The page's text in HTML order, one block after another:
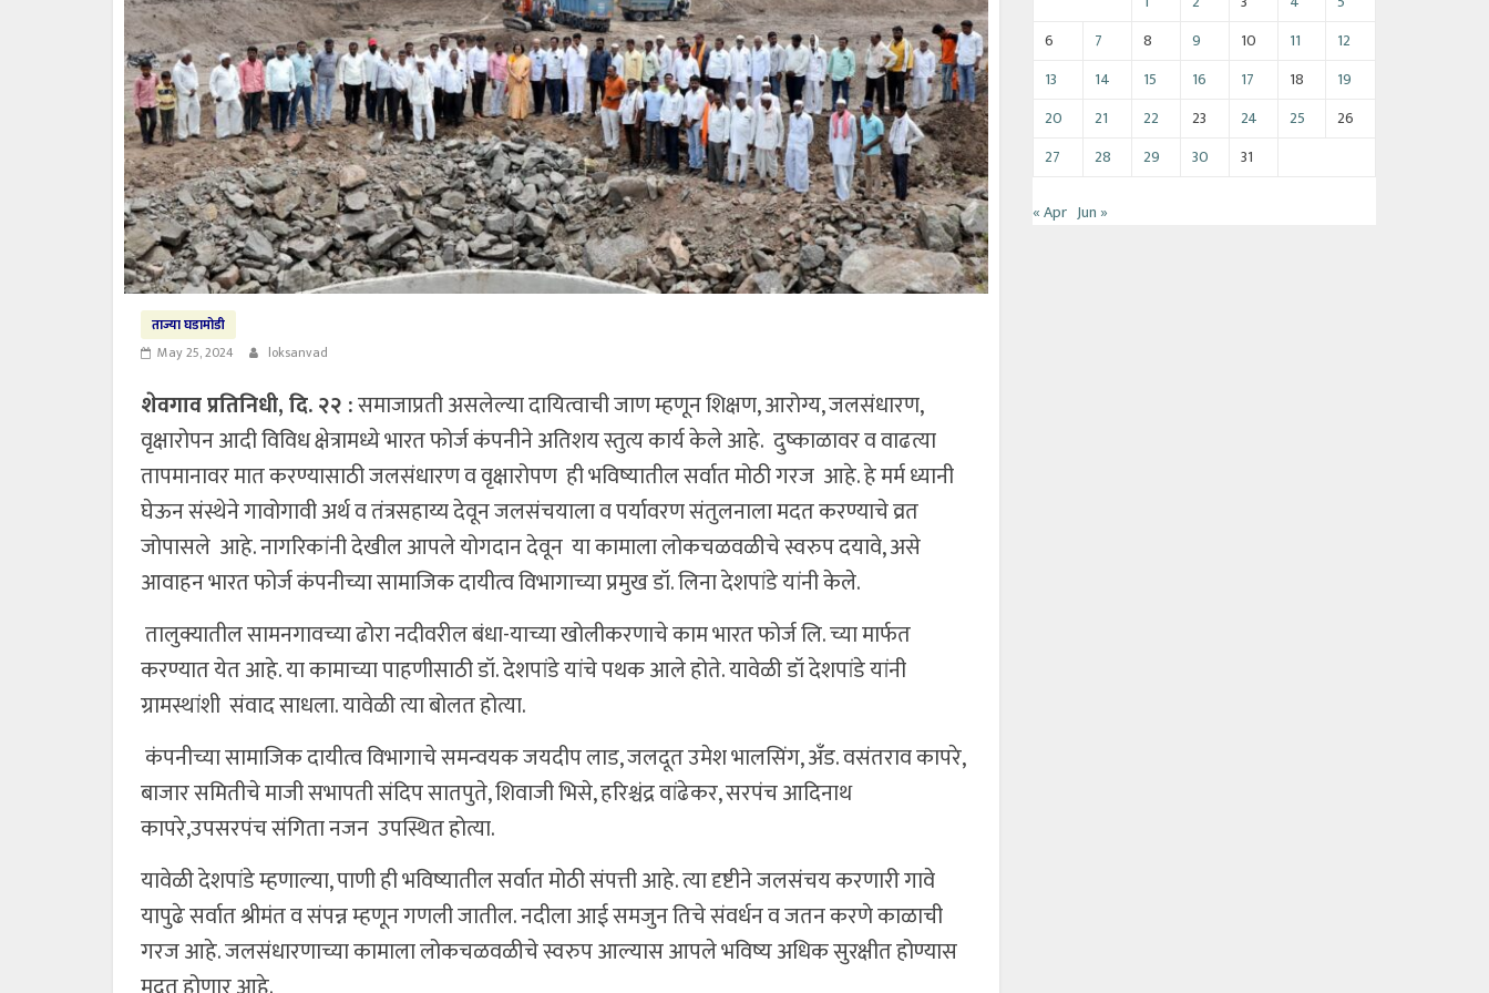
ताज्या घडामोडी
May 25, 2024
loksanvad
शेवगाव प्रतिनिधी, दि. २२ :समाजाप्रती असलेल्या दायित्वाची जाण म्हणून शिक्षण, आरोग्य, जलसंधारण,
वृक्षारोपन आदी विविध क्षेत्रामध्ये भारत फोर्ज कंपनीने अतिशय स्तुत्य कार्य केले आहे. दुष्काळावर व वाढत्या
तापमानावर मात करण्यासाठी जलसंधारण व वृक्षारोपण ही भविष्यातील सर्वात मोठी गरज आहे. हे मर्म ध्यानी
घेऊन संस्थेने गावोगावी अर्थ व तंत्रसहाय्य देवून जलसंचयाला व पर्यावरण संतुलनाला मदत करण्याचे व्रत
जोपासले आहे. नागरिकांनी देखील आपले योगदान देवून या कामाला लोकचळवळीचे स्वरुप दयावे, असे
आवाहन भारत फोर्ज कंपनीच्या सामाजिक दायीत्व विभागाच्या प्रमुख डॉ. लिना देशपांडे यांनी केले.
तालुक्यातील सामनगावच्या ढोरा नदीवरील बंधा-याच्या खोलीकरणाचे काम भारत फोर्ज लि. च्या मार्फत
करण्यात येत आहे. या कामाच्या पाहणीसाठी डॉ. देशपांडे यांचे पथक आले होते. यावेळी डॉ देशपांडे यांनी
ग्रामस्थांशी संवाद साधला. यावेळी त्या बोलत होत्या.
कंपनीच्या सामाजिक दायीत्व विभागाचे समन्वयक जयदीप लाड, जलदूत उमेश भालसिंग, अँड. वसंतराव कापरे,
बाजार समितीचे माजी सभापती संदिप सातपुते, शिवाजी भिसे, हरिश्चंद्र वांढेकर, सरपंच आदिनाथ
कापरे,उपसरपंच संगिता नजन उपस्थित होत्या.
यावेळी देशपांडे म्हणाल्या, पाणी ही भविष्यातील सर्वात मोठी संपत्ती आहे. त्या दृष्टीने जलसंचय करणारी गावे
यापुढे सर्वात श्रीमंत व संपन्न म्हणून गणली जातील. नदीला आई समजुन तिचे संवर्धन व जतन करणे काळाची
गरज आहे. जलसंधारणाच्या कामाला लोकचळवळीचे स्वरुप आल्यास आपले भविष्य अधिक सुरक्षीत होण्यास
6
7 8 9 10 11
12
13
14 15 16 17 18
19
20
21 22 23 24 25
26
27
28 29 30 31
« Apr Jun »